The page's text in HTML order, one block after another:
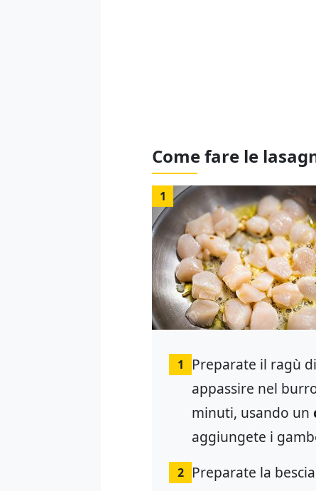
Come fare le
1
1 Preparate il ragù
appassire nel
minuti, usando un
aggiungete i
2 Preparate la